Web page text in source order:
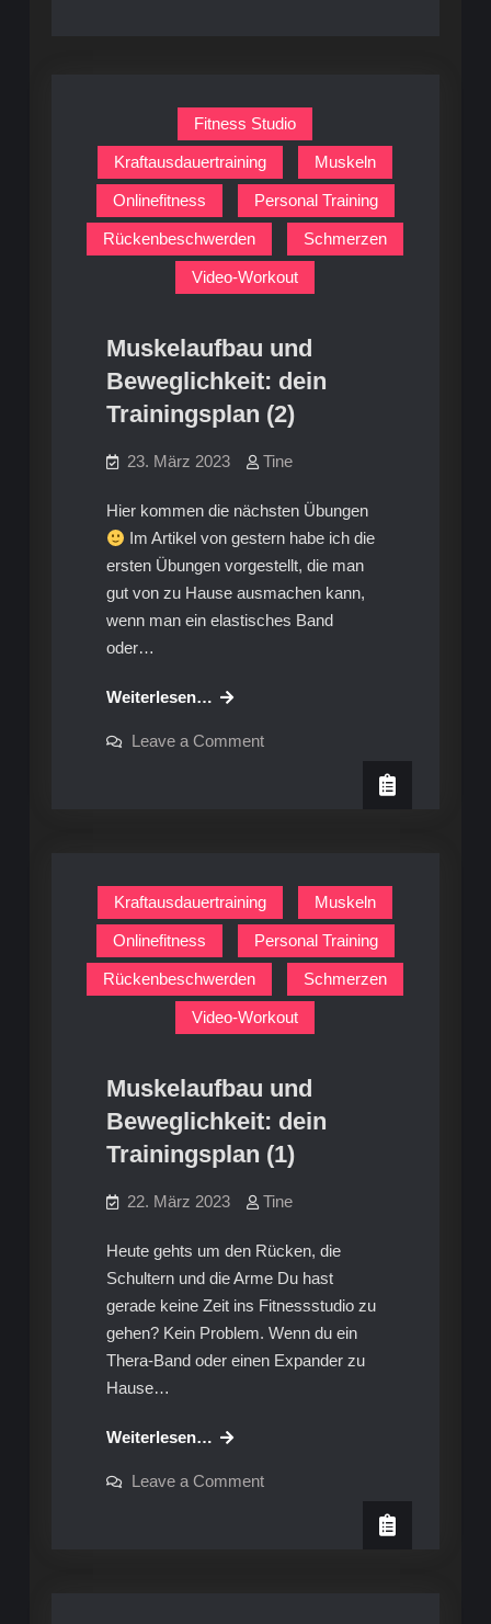
Fitness Studio
Kraftausdauertraining Muskeln
Onlinefitness Personal Training
Rückenbeschwerden Schmerzen
Video-Workout
Muskelaufbau und
Beweglichkeit: dein
Trainingsplan (2)
23. März 2023 Tine
Hier kommen die nächsten Übungen
Im Artikel von gestern habe ich die
ersten Übungen vorgestellt, die man
gut von zu Hause ausmachen kann,
wenn man ein elastisches Band
oder…
Weiterlesen… Muskelaufbau
Beweglichkeit:
Leave a Commenton
Kraftausdauertraining Muskeln
Onlinefitness Personal Training
Rückenbeschwerden Schmerzen
Video-Workout
Muskelaufbau und
Beweglichkeit: dein
Trainingsplan (1)
22. März 2023 Tine
Heute gehts um den Rücken, die
Schultern und die Arme Du hast
gerade keine Zeit ins Fitnessstudio zu
gehen? Kein Problem. Wenn du ein
Thera-Band oder einen Expander zu
Hause…
Weiterlesen… Muskelaufbau
Beweglichkeit:
Leave a Commenton